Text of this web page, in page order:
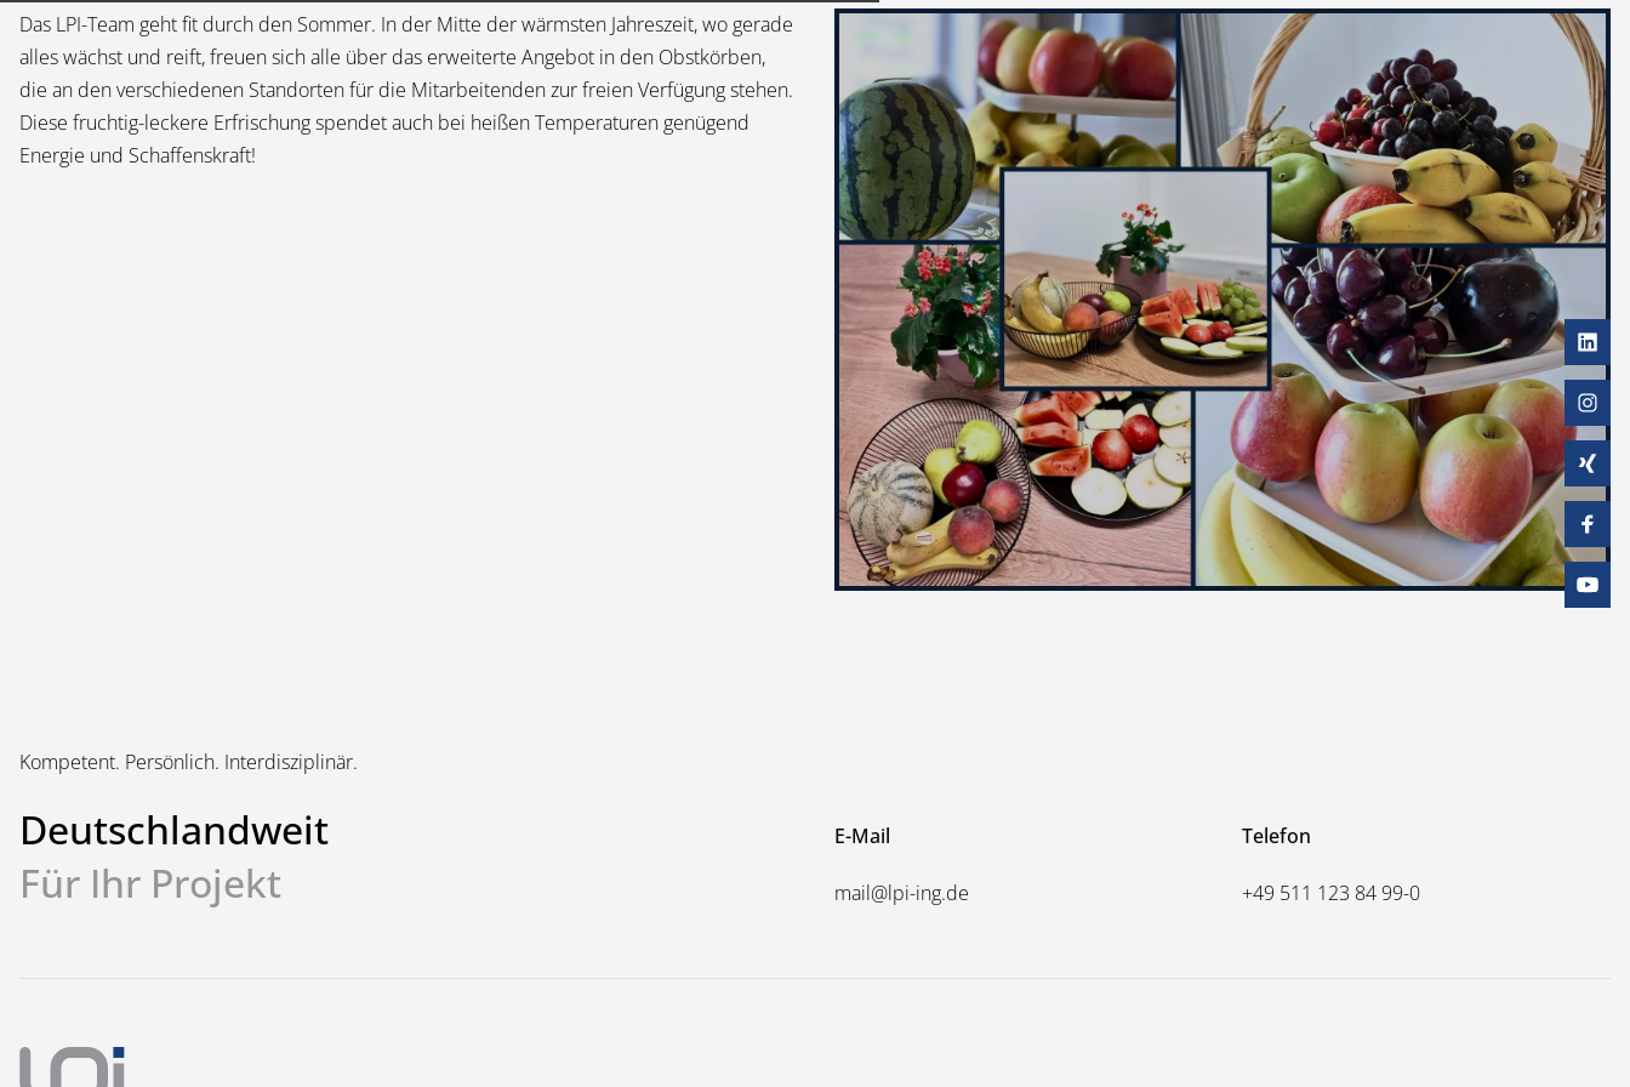
Das LPI-Team geht fit durch den Sommer. In der Mitte der wärmsten Jahreszeit, wo gerade
alles wächst und reift, freuen sich alle über das erweiterte Angebot in den Obstkörben,
die an den verschiedenen Standorten für die Mitarbeitenden zur freien Verfügung stehen.
Diese fruchtig-leckere Erfrischung spendet auch bei heißen Temperaturen genügend
Energie und Schaffenskraft!
Kompetent. Persönlich. Interdisziplinär.
Deutschlandweit
Für Ihr Projekt
E-Mail
mail@lpi-ing.de
Telefon
+49 511 123 84 99-0